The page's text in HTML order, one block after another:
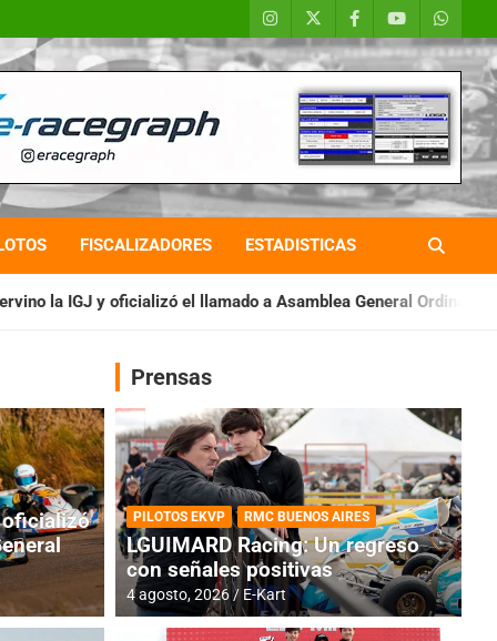
FISCALIZADORES ESTADISTICAS
llamado a Asamblea General Ordinaria IAME SERIES
oficializó
Prensas
PILOTOS EKVP RMC BUENOS AIRES
LGUIMARD Racing: Un regreso
con señales positivas
4 agosto, 2026 E-Kart